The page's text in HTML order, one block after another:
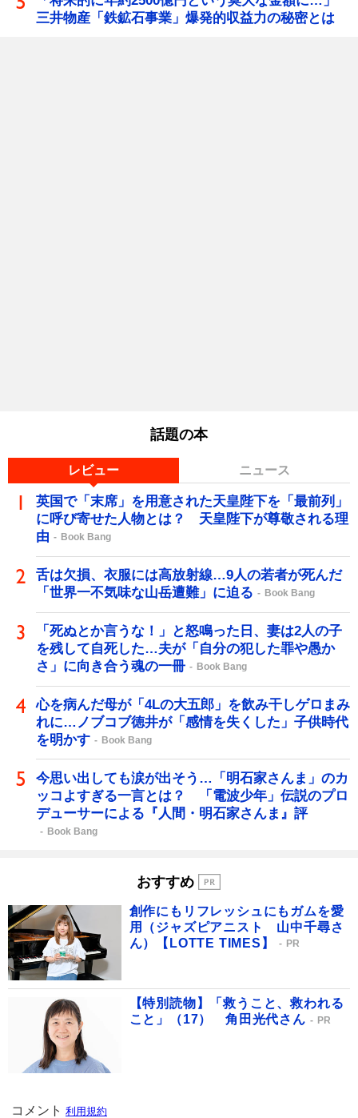
三井物産「鉄鉱石事業」爆発的収益力の秘密とは
話題の本
レビュー ニュース
英国で「末席」を用意された天皇陛下を「最前列」
に呼び寄せた人物とは？ 天皇陛下が尊敬される理
由
Book Bang
舌は欠損、衣服には高放射線…9人の若者が死んだ
「世界一不気味な山岳遭難」に迫る
Book Bang
「死ぬとか言うな！」と怒鳴った日、妻は2人の子
を残して自死した…夫が「自分の犯した罪や愚か
さ」に向き合う魂の一冊
Book Bang
心を病んだ母が「4Lの大五郎」を飲み干しゲロまみ
れに…ノブコブ徳井が「感情を失くした」子供時代
を明かす
Book Bang
今思い出しても涙が出そう…「明石家さんま」のカ
ッコよすぎる一言とは？ 「電波少年」伝説のプロ
デューサーによる『人間・明石家さんま』評
Book Bang
おすすめ
創作にもリフレッシュにもガムを愛
用（ジャズピアニスト 山中千尋さ
ん）【LOTTE TIMES】
PR
【特別読物】「救うこと、救われる
こと」（17） 角田光代さん
PR